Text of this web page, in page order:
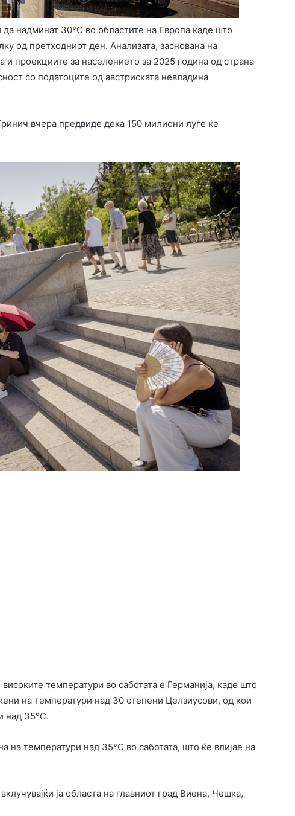
надминат 30°C во областите на Европа каде што
од претходниот ден. Анализата, заснована на
проекциите за населението за 2025 година од страна
со податоците од австриската невладина
вчера предвиде дека 150 милиони луѓе ќе
температури во саботата е Германија, каде што
на температури над 30 степени Целзиусови, од кои
над 35°C.
на температури над 35°C во саботата, што ќе влијае на
ја областа на главниот град Виена, Чешка,